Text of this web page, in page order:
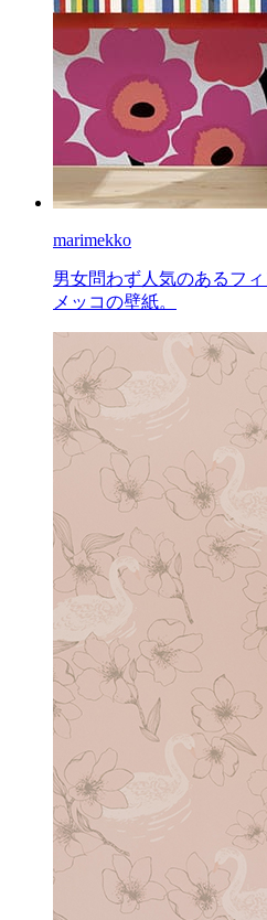
marimekko
男女問わず人気のあるフ
メッコの壁紙。